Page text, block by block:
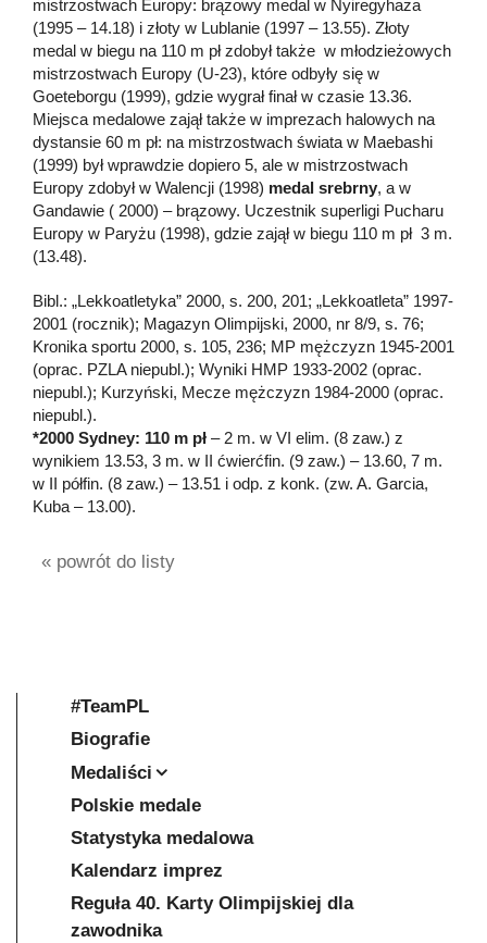
mistrzostwach Europy: brązowy medal w Nyiregyhaza
(1995 – 14.18) i złoty w Lublanie (1997 – 13.55). Złoty
medal w biegu na 110 m pł zdobył także w młodzieżowych
mistrzostwach Europy (U-23), które odbyły się w
Goeteborgu (1999), gdzie wygrał finał w czasie 13.36.
Miejsca medalowe zajął także w imprezach halowych na
dystansie 60 m pł: na mistrzostwach świata w Maebashi
(1999) był wprawdzie dopiero 5, ale w mistrzostwach
Europy zdobył w Walencji (1998) medal srebrny, a w
Gandawie ( 2000) – brązowy. Uczestnik superligi Pucharu
Europy w Paryżu (1998), gdzie zajął w biegu 110 m pł 3 m.
(13.48).
Bibl.: „Lekkoatletyka” 2000, s. 200, 201; „Lekkoatleta” 1997-
2001 (rocznik); Magazyn Olimpijski, 2000, nr 8/9, s. 76;
Kronika sportu 2000, s. 105, 236; MP mężczyzn 1945-2001
(oprac. PZLA niepubl.); Wyniki HMP 1933-2002 (oprac.
niepubl.); Kurzyński, Mecze mężczyzn 1984-2000 (oprac.
niepubl.).
*2000 Sydney: 110 m pł – 2 m. w VI elim. (8 zaw.) z
wynikiem 13.53, 3 m. w II ćwierćfin. (9 zaw.) – 13.60, 7 m.
w II półfin. (8 zaw.) – 13.51 i odp. z konk. (zw. A. Garcia,
Kuba – 13.00).
« powrót do listy
#TeamPL
Biografie
Medaliści
Polskie medale
Statystyka medalowa
Kalendarz imprez
Reguła 40. Karty Olimpijskiej dla
zawodnika